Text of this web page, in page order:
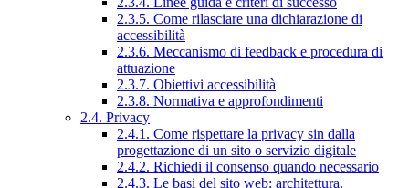
2.3.5. Come rilasciare una dichiarazione di
accessibilità
2.3.6. Meccanismo di feedback e procedura di
attuazione
2.3.7. Obiettivi accessibilità
2.3.8. Normativa e approfondimenti
2.4. Privacy
2.4.1. Come rispettare la privacy sin dalla
progettazione di un sito o servizio digitale
2.4.2. Richiedi il consenso quando necessario
2.4.3. Le basi del sito web: architettura,